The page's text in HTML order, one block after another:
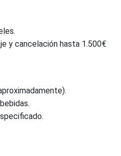
y cancelación hasta 1.500€